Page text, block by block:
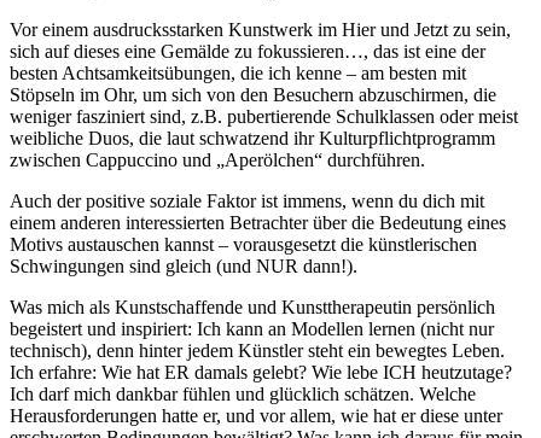
Vor einem ausdrucksstarken Kunstwerk im Hier und Jetzt zu sein,
sich auf dieses eine Gemälde zu fokussieren…, das ist eine der
besten Achtsamkeitsübungen, die ich kenne – am besten mit
Stöpseln im Ohr, um sich von den Besuchern abzuschirmen, die
weniger fasziniert sind, z.B. pubertierende Schulklassen oder meist
weibliche Duos, die laut schwatzend ihr Kulturpflichtprogramm
zwischen Cappuccino und „Aperölchen“ durchführen.
Auch der positive soziale Faktor ist immens, wenn du dich mit
einem anderen interessierten Betrachter über die Bedeutung eines
Motivs austauschen kannst – vorausgesetzt die künstlerischen
Schwingungen sind gleich (und NUR dann!).
Was mich als Kunstschaffende und Kunsttherapeutin persönlich
begeistert und inspiriert: Ich kann an Modellen lernen (nicht nur
technisch), denn hinter jedem Künstler steht ein bewegtes Leben.
Ich erfahre: Wie hat ER damals gelebt? Wie lebe ICH heutzutage?
Ich darf mich dankbar fühlen und glücklich schätzen. Welche
Herausforderungen hatte er, und vor allem, wie hat er diese unter